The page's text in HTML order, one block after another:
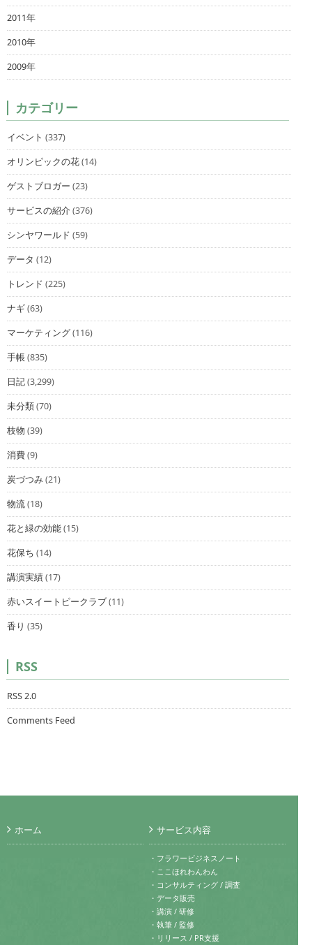
2011年
2010年
2009年
カテゴリー
イベント (337)
オリンピックの花(14)
ゲストブロガー (23)
サービスの紹介(376)
シンヤワールド (59)
データ (12)
トレンド (225)
ナギ(63)
マーケティング(116)
手帳(835)
日記(3,299)
未分類(70)
枝物 (39)
消費(9)
炭づつみ(21)
物流(18)
花と緑の効能(15)
花保ち (14)
講演実績(17)
赤いスイートピークラブ(11)
香り (35)
RSS
RSS 2.0
Comments Feed
ホーム サービス内容
・フラワービジネスノート
・ここほれわんわん
・コンサルティング / 調査
・データ販売
・講演 / 研修
・執筆 / 監修
・リリース / PR支援